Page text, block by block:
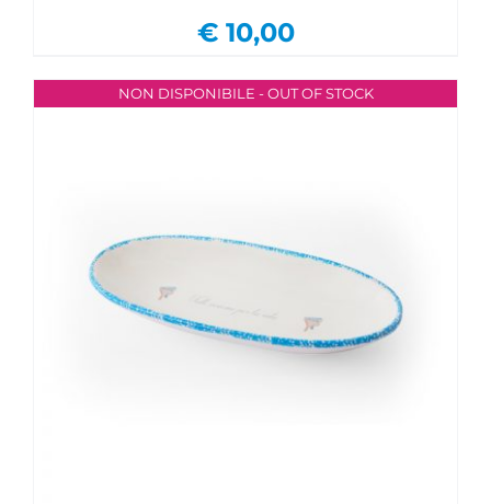
€10,00
NON DISPONIBILE - OUT OF STOCK